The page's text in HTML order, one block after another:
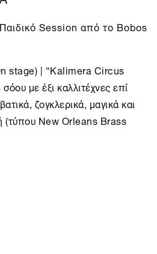
Session από το Bobos
stage) | “Kalimera Circus
με έξι καλλιτέχνες επί
ζογκλερικά, μαγικά και
(τύπου New Orleans Brass